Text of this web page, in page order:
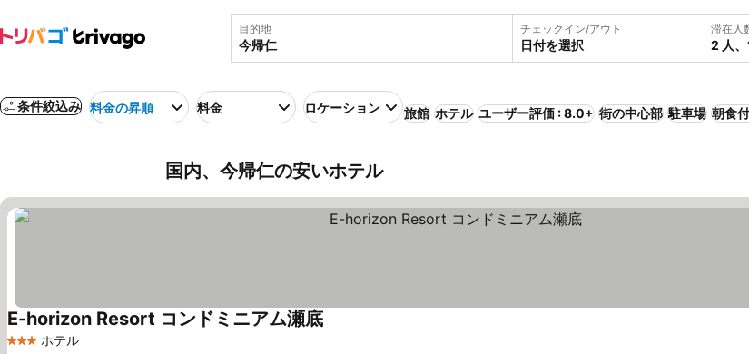
目的地 チェックイン/アウト
日付を選択
滞在人
2 人
条件絞込み 料金の昇順 料金 ロケーション 旅館 ホテル ユーザー評価 : 8.0+ 街の中心部 駐車場 朝食
国内、今帰仁の安いホテル
3 ホテルのランク
ホテル
E-horizon Resort コンドミニアム瀬底料金を表示